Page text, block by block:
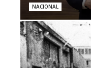
NACIONAL